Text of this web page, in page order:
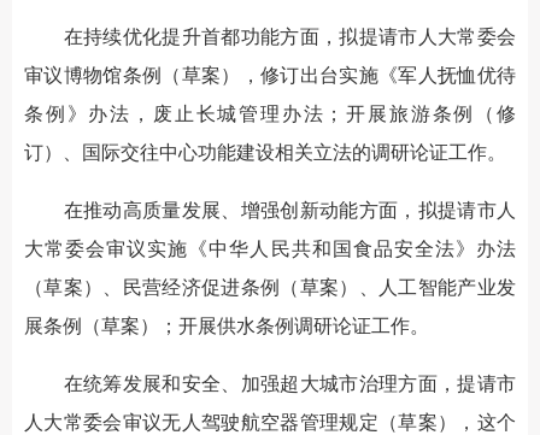
在持续优化提升首都功能方面，拟提请市人大常委会
审议博物馆条例（草案），修订出台实施《军人抚恤优待
条例》办法，废止长城管理办法；开展旅游条例（修
订）、国际交往中心功能建设相关立法的调研论证工作。
在推动高质量发展、增强创新动能方面，拟提请市人
大常委会审议实施《中华人民共和国食品安全法》办法
（草案）、民营经济促进条例（草案）、人工智能产业发
展条例（草案）；开展供水条例调研论证工作。
在统筹发展和安全、加强超大城市治理方面，提请市
人大常委会审议无人驾驶航空器管理规定（草案），这个